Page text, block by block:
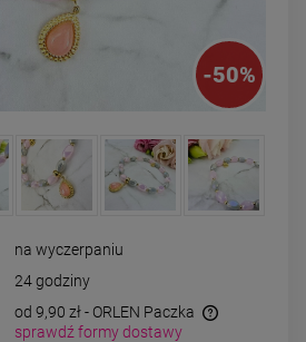
-50%
na wyczerpaniu
24 godziny
od 9,90 zł - ORLEN Paczka
sprawdź formy dostawy